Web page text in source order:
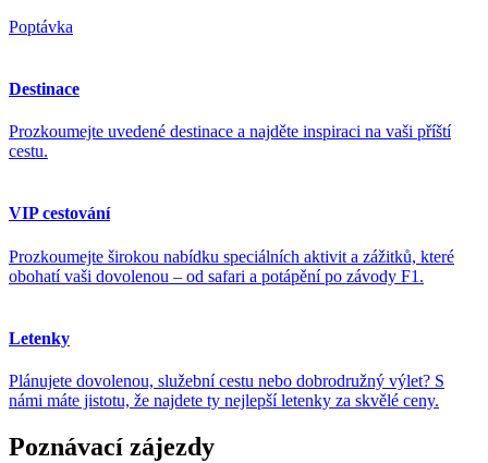
Poptávka
Destinace
Prozkoumejte uvedené destinace a najděte inspiraci na vaši příští
cestu.
VIP cestování
Prozkoumejte širokou nabídku speciálních aktivit a zážitků, které
obohatí vaši dovolenou – od safari a potápění po závody F1.
Letenky
Plánujete dovolenou, služební cestu nebo dobrodružný výlet? S
námi máte jistotu, že najdete ty nejlepší letenky za skvělé ceny.
Poznávací zájezdy